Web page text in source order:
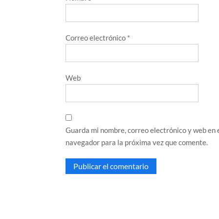
Correo electrónico *
Web
Guarda mi nombre, correo electrónico y web en
navegador para la próxima vez que comente.